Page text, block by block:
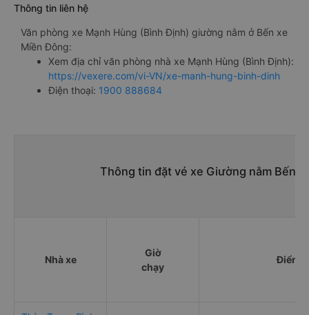
Thông tin liên hệ
Văn phòng xe Mạnh Hùng (Bình Định) giường nằm ở Bến xe
Miền Đông:
Xem địa chỉ văn phòng nhà xe Mạnh Hùng (Bình Định):
https://vexere.com/vi-VN/xe-manh-hung-binh-dinh
Điện thoại: 1900 888684
Thông tin đặt vé xe Giường nằm Bến
Nhà xe
Giờ
chạy
Điểm